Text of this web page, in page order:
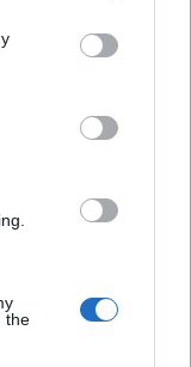
the
Ιράν: Οι πέντε
για να
του Ορμούζ